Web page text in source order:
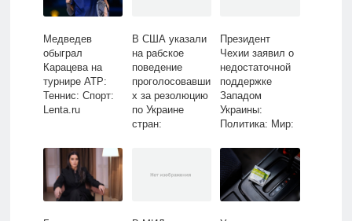
Медведев
обыграл
Карацева на
турнире ATP:
Теннис: Спорт:
Lenta.ru
В США указали
на рабское
поведение
проголосовавши
х за резолюцию
по Украине
стран:
Президент
Чехии заявил о
недостаточной
поддержке
Западом
Украины:
Политика: Мир: